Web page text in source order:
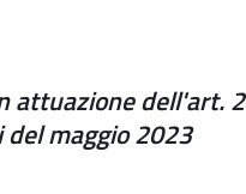
attuazione dell'art. 2
maggio 2023